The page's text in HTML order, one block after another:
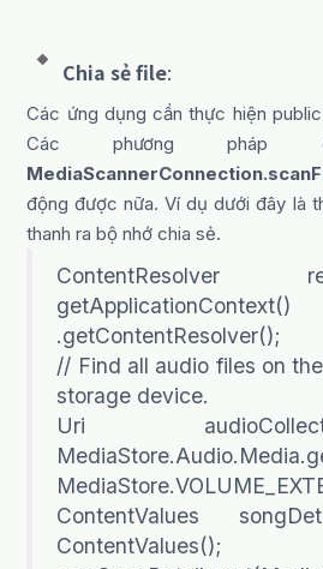
Chia sẻ file:
Các ứng dụng cần thực hiện
Các phương
động được nữa. Ví dụ dưới đây là
thanh ra bộ nhớ chia sẻ.
getApplicationContext()
.getContentResolver();
// Find all audio files on
storage device.
Uri
ContentValues
ContentValues();